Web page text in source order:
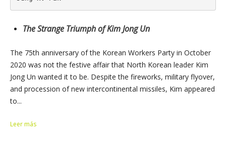
The Strange Triumph of Kim Jong Un
The 75th anniversary of the Korean Workers Party in October
2020 was not the festive affair that North Korean leader Kim
Jong Un wanted it to be. Despite the fireworks, military flyover,
and procession of new intercontinental missiles, Kim appeared
to...
Leer más